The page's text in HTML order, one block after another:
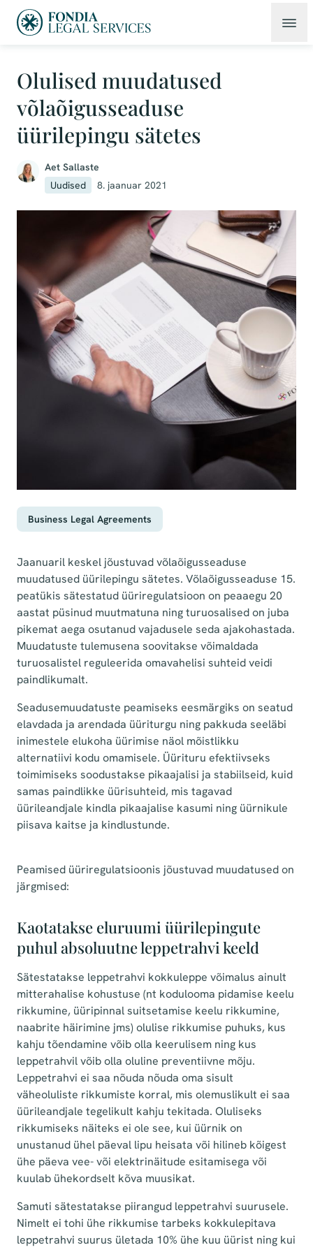
Olulised muudatused
võlaõigusseaduse
üürilepingu sätetes
Aet Sallaste
Uudised
8. jaanuar 2021
Business Legal Agreements
Jaanuaril keskel jõustuvad võlaõigusseaduse
muudatused üürilepingu sätetes. Võlaõigusseaduse 15.
peatükis sätestatud üüriregulatsioon on peaaegu 20
aastat püsinud muutmatuna ning turuosalised on juba
pikemat aega osutanud vajadusele seda ajakohastada.
Muudatuste tulemusena soovitakse võimaldada
turuosalistel reguleerida omavahelisi suhteid veidi
paindlikumalt.
Seadusemuudatuste peamiseks eesmärgiks on seatud
elavdada ja arendada üüriturgu ning pakkuda seeläbi
inimestele elukoha üürimise näol mõistlikku
alternatiivi kodu omamisele. Üürituru efektiivseks
toimimiseks soodustakse pikaajalisi ja stabiilseid, kuid
samas paindlikke üürisuhteid, mis tagavad
üürileandjale kindla pikaajalise kasumi ning üürnikule
piisava kaitse ja kindlustunde.
Peamised üüriregulatsioonis jõustuvad muudatused on
järgmised:
Kaotatakse eluruumi üürilepingute
puhul absoluutne leppetrahvi keeld
Sätestatakse leppetrahvi kokkuleppe võimalus ainult
mitterahalise kohustuse (nt kodulooma pidamise keelu
rikkumine, üüripinnal suitsetamise keelu rikkumine,
naabrite häirimine jms) olulise rikkumise puhuks, kus
kahju tõendamine võib olla keerulisem ning kus
leppetrahvil võib olla oluline preventiivne mõju.
Leppetrahvi ei saa nõuda nõuda oma sisult
väheoluliste rikkumiste korral, mis olemuslikult ei saa
üürileandjale tegelikult kahju tekitada. Oluliseks
rikkumiseks näiteks ei ole see, kui üürnik on
unustanud ühel päeval lipu heisata või hilineb kõigest
ühe päeva vee- või elektrinäitude esitamisega või
kuulab ühekordselt kõva muusikat.
Samuti sätestatakse piirangud leppetrahvi suurusele.
Nimelt ei tohi ühe rikkumise tarbeks kokkulepitava
leppetrahvi suurus ületada 10% ühe kuu üürist ning kui